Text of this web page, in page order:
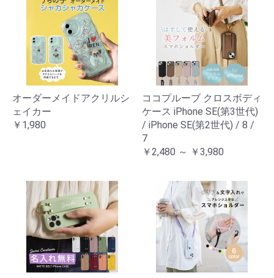
オーダーメイドアクリルシ
ェイカー
￥1,980
ココプルーブ クロスボディ
ケース iPhone SE(第3世代)
/ iPhone SE(第2世代) / 8 /
7
￥2,480 ～ ￥3,980